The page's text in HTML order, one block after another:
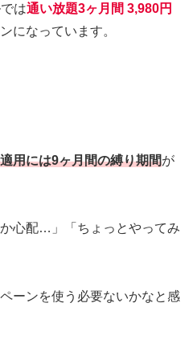
は通い放題3ヶ月間 3,980円
になっています。
用には9ヶ月間の縛り期間が
心配…」「ちょっとやってみ
ーンを使う必要ないかなと感